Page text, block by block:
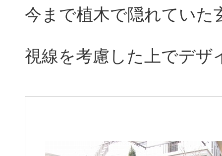
今まで植木で隠れてい
視線を考慮した上でデザ